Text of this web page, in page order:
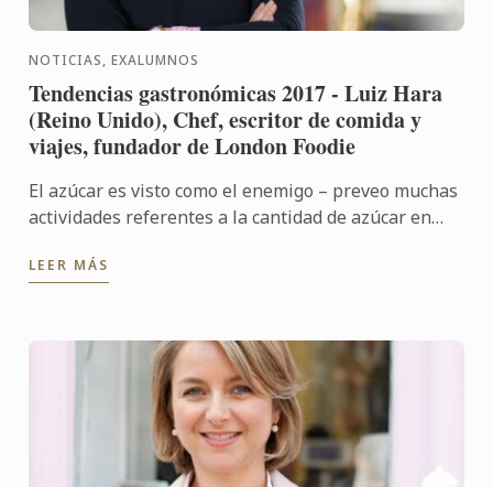
NOTICIAS, EXALUMNOS
Tendencias gastronómicas 2017 - Luiz Hara
(Reino Unido), Chef, escritor de comida y
viajes, fundador de London Foodie
El azúcar es visto como el enemigo – preveo muchas
actividades referentes a la cantidad de azúcar en
la ...
LEER MÁS